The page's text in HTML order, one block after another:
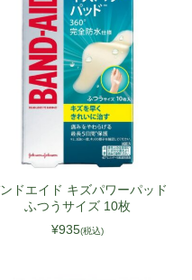
ドエイド キズパワーパッド
ふつうサイズ 10枚
¥935(税込)